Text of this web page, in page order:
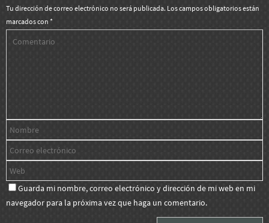
Tu dirección de correo electrónico no será publicada. Los campos obligatorios están
marcados con *
Guarda mi nombre, correo electrónico y dirección de mi web en mi
navegador para la próxima vez que haga un comentario.